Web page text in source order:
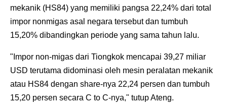
mekanik (HS84) yang memiliki pangsa 22,24% dari total
impor nonmigas asal negara tersebut dan tumbuh
15,20% dibandingkan periode yang sama tahun lalu.
"Impor non-migas dari Tiongkok mencapai 39,27 miliar
USD terutama didominasi oleh mesin peralatan mekanik
atau HS84 dengan share-nya 22,24 persen dan tumbuh
15,20 persen secara C to C-nya," tutup Ateng.